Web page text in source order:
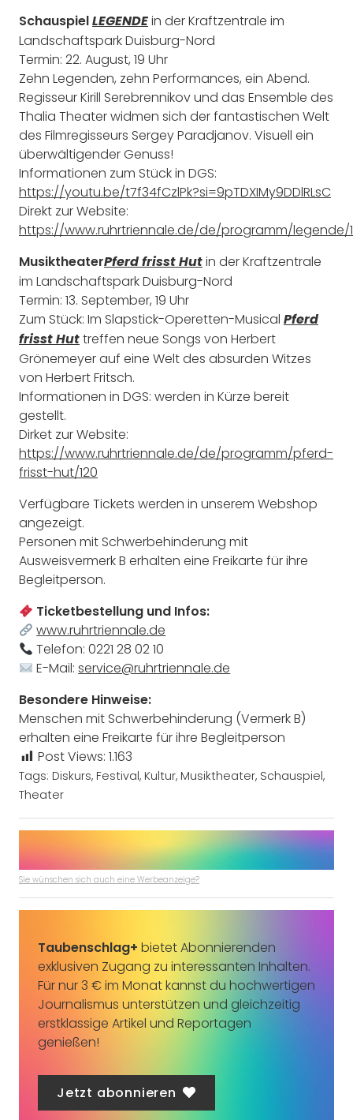
Schauspiel LEGENDE in der Kraftzentrale im
Landschaftspark Duisburg-Nord
Termin: 22. August, 19 Uhr
Zehn Legenden, zehn Performances, ein Abend.
Regisseur Kirill Serebrennikov und das Ensemble des
Thalia Theater widmen sich der fantastischen Welt
des Filmregisseurs Sergey Paradjanov. Visuell ein
überwältigender Genuss!
Informationen zum Stück in DGS:
https://youtu.be/t7f34fCzlPk?si=9pTDXIMy9DDlRLsC
Direkt zur Website:
https://www.ruhrtriennale.de/de/programm/legende/
MusiktheaterPferd frisst Hut in der Kraftzentrale
im Landschaftspark Duisburg-Nord
Termin: 13. September, 19 Uhr
Zum Stück: Im Slapstick-Operetten-Musical Pferd
frisst Hut treffen neue Songs von Herbert
Grönemeyer auf eine Welt des absurden Witzes
von Herbert Fritsch.
Informationen in DGS: werden in Kürze bereit
gestellt.
Dirket zur Website:
https://www.ruhrtriennale.de/de/programm/pferd-
frisst-hut/120
Verfügbare Tickets werden in unserem Webshop
angezeigt.
Personen mit Schwerbehinderung mit
Ausweisvermerk B erhalten eine Freikarte für ihre
Begleitperson.
Ticketbestellung und Infos:
www.ruhrtriennale.de
Telefon: 0221 28 02 10
E-Mail:service@ruhrtriennale.de
Besondere Hinweise:
Menschen mit Schwerbehinderung (Vermerk B)
erhalten eine Freikarte für ihre Begleitperson
Post Views: 1.163
Tags: Diskurs, Festival, Kultur, Musiktheater, Schauspiel,
Theater
Sie wünschen sich auch eine Werbeanzeige?
Taubenschlag+ bietet Abonnierenden
exklusiven Zugang zu interessanten Inhalten.
Für nur 3 € im Monat kannst du hochwertigen
Journalismus unterstützen und gleichzeitig
erstklassige Artikel und Reportagen
genießen!
Jetzt abonnieren